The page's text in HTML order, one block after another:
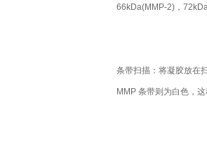
66kDa(MMP-2)，
条带扫描：将凝胶放在
MMP 条带则为白色，